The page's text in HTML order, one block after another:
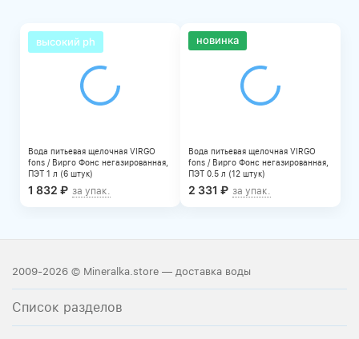
высокий ph
Вода питьевая щелочная VIRGO
fons / Вирго Фонс негазированная,
ПЭТ 1 л (6 штук)
1 832 ₽ за упак.
новинка
Вода питьевая щелочная VIRGO
fons / Вирго Фонс негазированная,
ПЭТ 0.5 л (12 штук)
2 331 ₽ за упак.
2009-2026 © Mineralka.store — доставка воды
Список разделов